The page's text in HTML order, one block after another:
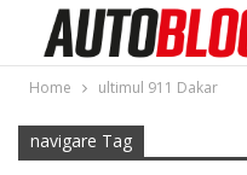
Home ultimul 911 Dakar
navigare Tag